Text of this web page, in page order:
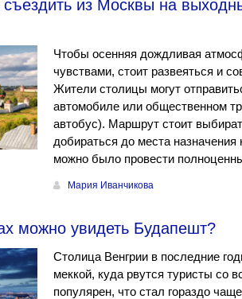
съездить из Москвы на
Чтобы осенняя дождливая
чувствами, стоит развеяться и
Жители столицы могут
автомобиле или общественном
автобус). Маршрут стоит
добираться до места
можно было провести
Мария Иванчикова
можно увидеть Будапешт?
Столица Венгрии в последние
меккой, куда рвутся туристы со
популярен, что стал гораздо